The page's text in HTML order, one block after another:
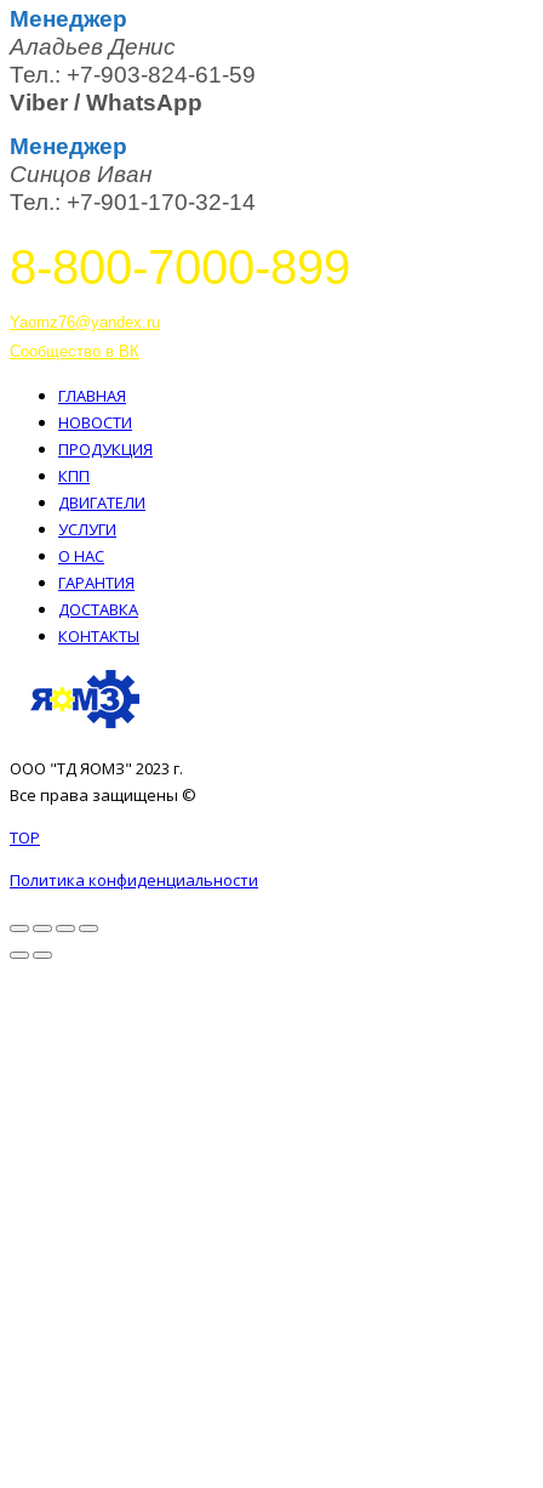
Менеджер
Аладьев Денис
Тел.: +7-903-824-61-59
Viber / WhatsApp
Менеджер
Синцов Иван
Тел.: +7-901-170-32-14
8-800-7000-899
Yaomz76@yandex.ru
Сообщество в ВК
ГЛАВНАЯ
НОВОСТИ
ПРОДУКЦИЯ
КПП
ДВИГАТЕЛИ
УСЛУГИ
О НАС
ГАРАНТИЯ
ДОСТАВКА
КОНТАКТЫ
ООО "ТД ЯОМЗ" 2023 г.
Все права защищены ©
TOP
Политика конфиденциальности